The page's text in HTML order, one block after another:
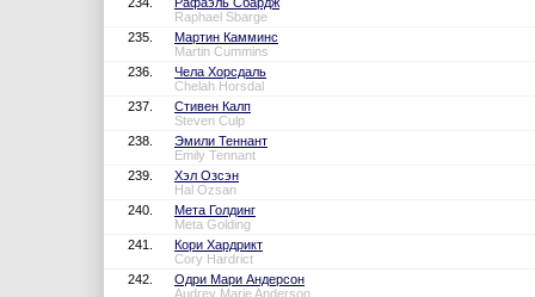
Raphael Sbarge
235.
Мартин Камминс
Martin Cummins
236.
Чела Хорсдаль
Chelah Horsdal
237.
Стивен Калп
Steven Culp
238.
Эмили Теннант
Emily Tennant
239.
Хэл Озсэн
Hal Ozsan
240.
Мета Голдинг
Meta Golding
241.
Кори Хардрикт
Cory Hardrict
242.
Одри Мари Андерсон
Audrey Marie Anderson